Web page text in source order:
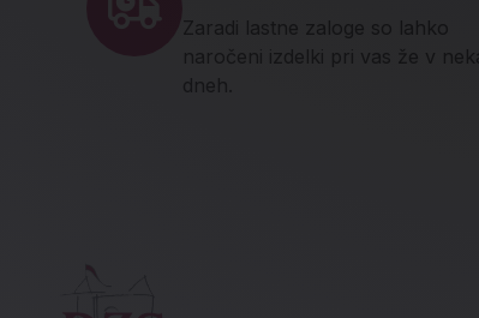
Zaradi lastne zaloge so lahko
naročeni izdelki pri vas že v nekaj
dneh.